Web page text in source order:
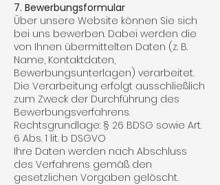
7. Bewerbungsformular
Über unsere Website können Sie sich
bei uns bewerben. Dabei werden die
von Ihnen übermittelten Daten (z. B.
Name, Kontaktdaten,
Bewerbungsunterlagen) verarbeitet.
Die Verarbeitung erfolgt ausschließlich
zum Zweck der Durchführung des
Bewerbungsverfahrens.
Rechtsgrundlage: § 26 BDSG sowie Art.
6 Abs. 1 lit. b DSGVO
Ihre Daten werden nach Abschluss
des Verfahrens gemäß den
gesetzlichen Vorgaben gelöscht.